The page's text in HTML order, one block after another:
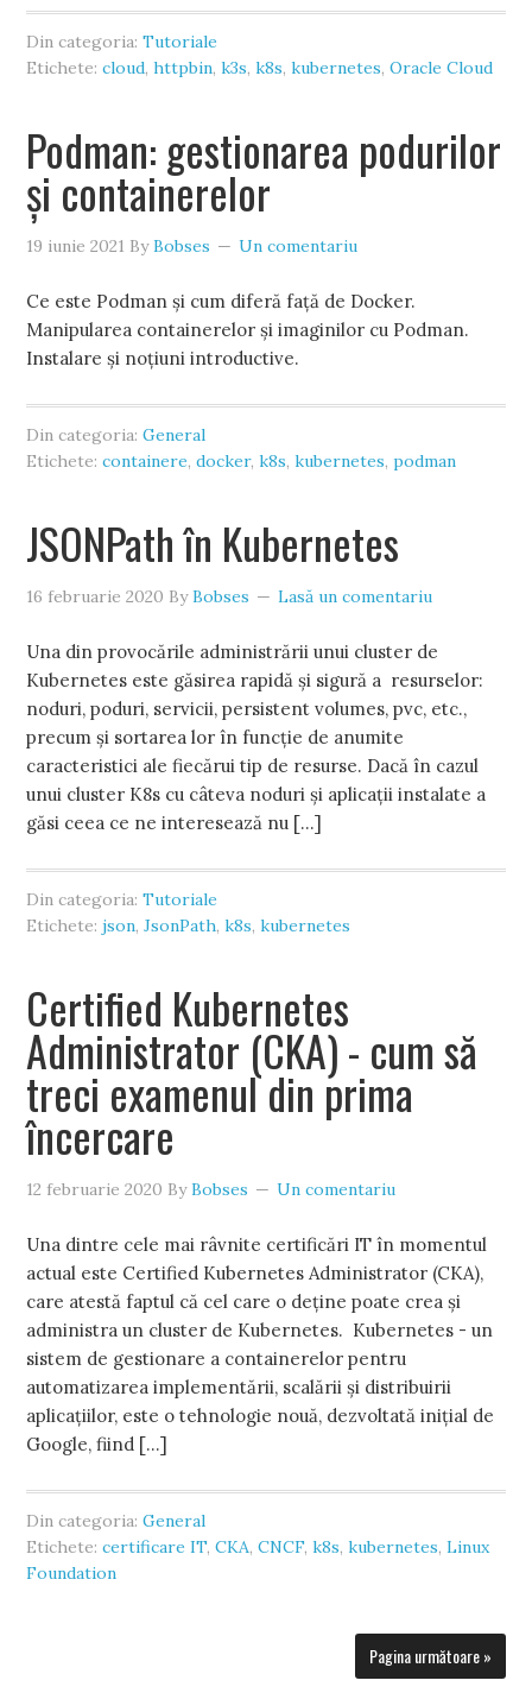
Din categoria:Tutoriale
Etichete:cloud,httpbin,k3s,k8s,kubernetes,Oracle Cloud
Podman: gestionarea podurilor
și containerelor
19 iunie 2021 ByBobses Un comentariu
Ce este Podman și cum diferă față de Docker.
Manipularea containerelor și imaginilor cu Podman.
Instalare și noțiuni introductive.
Din categoria:General
Etichete:containere,docker,k8s,kubernetes,podman
JSONPath în Kubernetes
16 februarie 2020 ByBobses Lasă un comentariu
Una din provocările administrării unui cluster de
Kubernetes este găsirea rapidă și sigură a resurselor:
noduri, poduri, servicii, persistent volumes, pvc, etc.,
precum și sortarea lor în funcție de anumite
caracteristici ale fiecărui tip de resurse. Dacă în cazul
unui cluster K8s cu câteva noduri și aplicații instalate a
găsi ceea ce ne interesează nu […]
Din categoria:Tutoriale
Etichete:json,JsonPath,k8s,kubernetes
Certified Kubernetes
Administrator (CKA) - cum să
treci examenul din prima
încercare
12 februarie 2020 ByBobses Un comentariu
Una dintre cele mai râvnite certificări IT în momentul
actual este Certified Kubernetes Administrator (CKA),
care atestă faptul că cel care o deține poate crea și
administra un cluster de Kubernetes. Kubernetes - un
sistem de gestionare a containerelor pentru
automatizarea implementării, scalării și distribuirii
aplicațiilor, este o tehnologie nouă, dezvoltată inițial de
Google, fiind […]
Din categoria:General
Etichete:certificare IT,CKA,CNCF,k8s,kubernetes,Linux
Foundation
Pagina următoare »